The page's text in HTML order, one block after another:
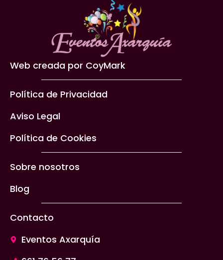
Web creada por CoyMark
Política de Privacidad
Aviso Legal
Política de Cookies
Sobre nosotros
Blog
Contacto
Eventos Axarquía